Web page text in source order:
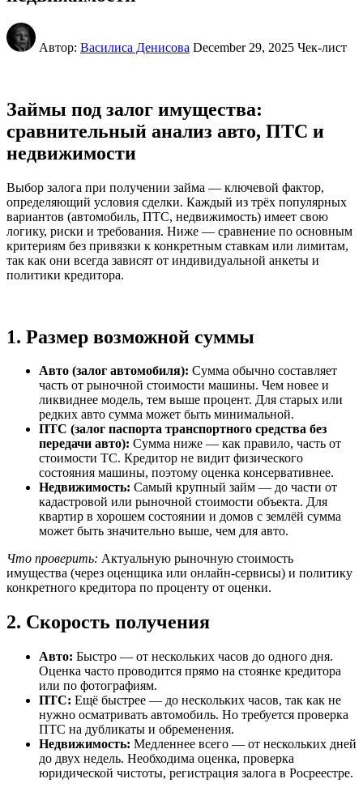
Автор: Василиса Денисова December 29, 2025 Чек-лист
Займы под залог имущества:
сравнительный анализ авто, ПТС и
недвижимости
Выбор залога при получении займа — ключевой фактор,
определяющий условия сделки. Каждый из трёх популярных
вариантов (автомобиль, ПТС, недвижимость) имеет свою
логику, риски и требования. Ниже — сравнение по основным
критериям без привязки к конкретным ставкам или лимитам,
так как они всегда зависят от индивидуальной анкеты и
политики кредитора.
1. Размер возможной суммы
Авто (залог автомобиля): Сумма обычно составляет
часть от рыночной стоимости машины. Чем новее и
ликвиднее модель, тем выше процент. Для старых или
редких авто сумма может быть минимальной.
ПТС (залог паспорта транспортного средства без
передачи авто): Сумма ниже — как правило, часть от
стоимости ТС. Кредитор не видит физического
состояния машины, поэтому оценка консервативнее.
Недвижимость: Самый крупный займ — до части от
кадастровой или рыночной стоимости объекта. Для
квартир в хорошем состоянии и домов с землёй сумма
может быть значительно выше, чем для авто.
Что проверить: Актуальную рыночную стоимость
имущества (через оценщика или онлайн-сервисы) и политику
конкретного кредитора по проценту от оценки.
2. Скорость получения
Авто: Быстро — от нескольких часов до одного дня.
Оценка часто проводится прямо на стоянке кредитора
или по фотографиям.
ПТС: Ещё быстрее — до нескольких часов, так как не
нужно осматривать автомобиль. Но требуется проверка
ПТС на дубликаты и обременения.
Недвижимость: Медленнее всего — от нескольких дней
до двух недель. Необходима оценка, проверка
юридической чистоты, регистрация залога в Росреестре.